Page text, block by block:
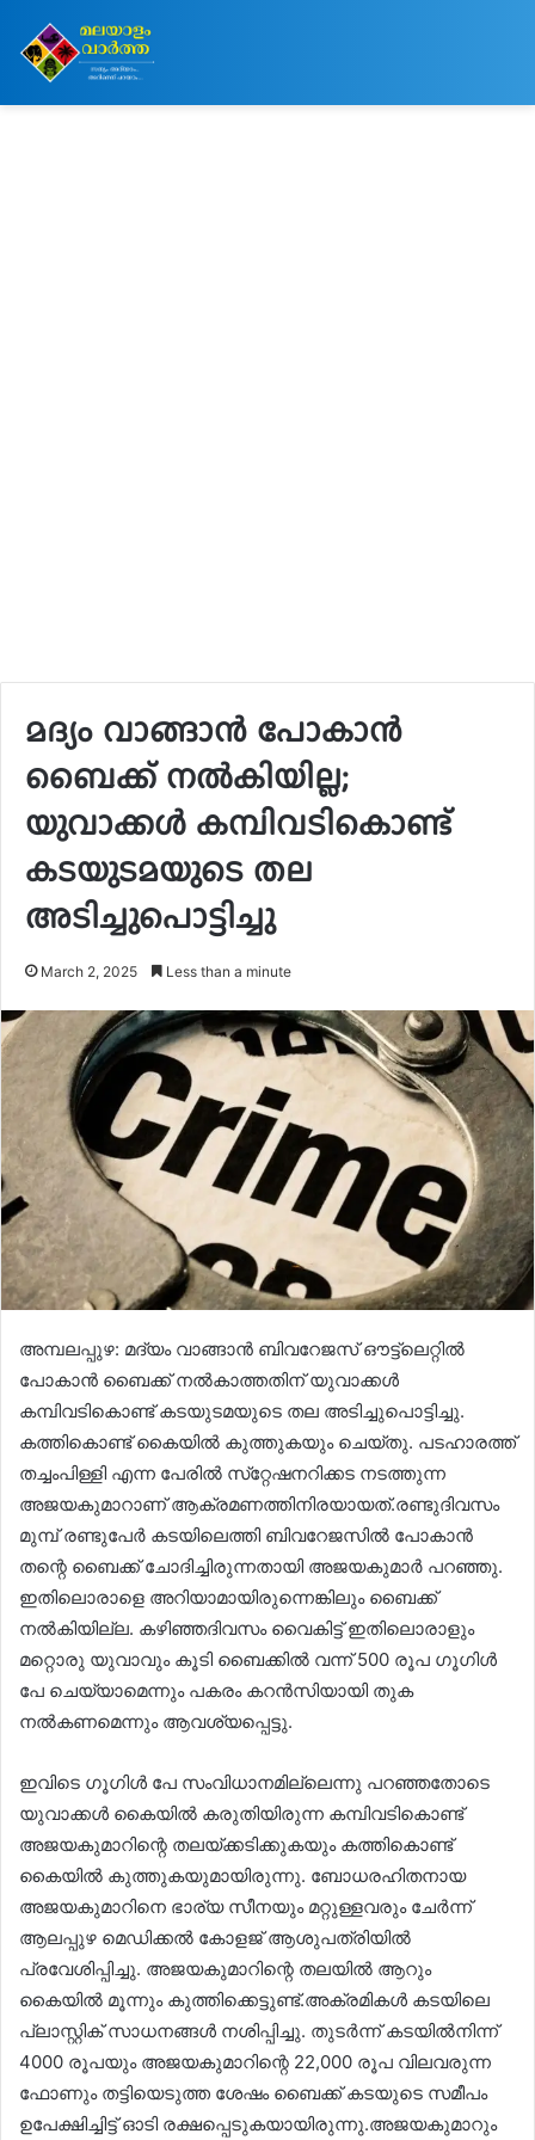
മദ്യം വാങ്ങാന്‍ പോകാന്‍
ബൈക്ക് നല്‍കിയില്ല;
യുവാക്കള്‍ കമ്പിവടികൊണ്ട്
കടയുടമയുടെ തല
അടിച്ചുപൊട്ടിച്ചു
March 2, 2025 Less than a minute
അമ്പലപ്പുഴ: മദ്യം വാങ്ങാന്‍ ബിവറേജസ് ഔട്ട്‌ലെറ്റില്‍
പോകാന്‍ ബൈക്ക് നല്‍കാത്തതിന് യുവാക്കള്‍
കമ്പിവടികൊണ്ട് കടയുടമയുടെ തല അടിച്ചുപൊട്ടിച്ചു.
കത്തികൊണ്ട് കൈയില്‍ കുത്തുകയും ചെയ്തു. പടഹാരത്ത്
തച്ചംപിള്ളി എന്ന പേരില്‍ സ്‌റ്റേഷനറിക്കട നടത്തുന്ന
അജയകുമാറാണ് ആക്രമണത്തിനിരയായത്.രണ്ടുദിവസം
മുമ്പ് രണ്ടുപേര്‍ കടയിലെത്തി ബിവറേജസില്‍ പോകാന്‍
തന്റെ ബൈക്ക് ചോദിച്ചിരുന്നതായി അജയകുമാര്‍ പറഞ്ഞു.
ഇതിലൊരാളെ അറിയാമായിരുന്നെങ്കിലും ബൈക്ക്
നല്‍കിയില്ല. കഴിഞ്ഞദിവസം വൈകിട്ട് ഇതിലൊരാളും
മറ്റൊരു യുവാവും കൂടി ബൈക്കില്‍ വന്ന് 500 രൂപ ഗൂഗിള്‍
പേ ചെയ്യാമെന്നും പകരം കറന്‍സിയായി തുക
നല്‍കണമെന്നും ആവശ്യപ്പെട്ടു.
ഇവിടെ ഗൂഗിള്‍ പേ സംവിധാനമില്ലെന്നു പറഞ്ഞതോടെ
യുവാക്കള്‍ കൈയില്‍ കരുതിയിരുന്ന കമ്പിവടികൊണ്ട്
അജയകുമാറിന്റെ തലയ്ക്കടിക്കുകയും കത്തികൊണ്ട്
കൈയില്‍ കുത്തുകയുമായിരുന്നു. ബോധരഹിതനായ
അജയകുമാറിനെ ഭാര്യ സീനയും മറ്റുള്ളവരും ചേര്‍ന്ന്
ആലപ്പുഴ മെഡിക്കല്‍ കോളജ് ആശുപത്രിയില്‍
പ്രവേശിപ്പിച്ചു. അജയകുമാറിന്റെ തലയില്‍ ആറും
കൈയില്‍ മൂന്നും കുത്തിക്കെട്ടുണ്ട്.അക്രമികള്‍ കടയിലെ
പ്ലാസ്റ്റിക് സാധനങ്ങള്‍ നശിപ്പിച്ചു. തുടര്‍ന്ന് കടയില്‍നിന്ന്
4000 രൂപയും അജയകുമാറിന്റെ 22,000 രൂപ വിലവരുന്ന
ഫോണും തട്ടിയെടുത്ത ശേഷം ബൈക്ക് കടയുടെ സമീപം
ഉപേക്ഷിച്ചിട്ട് ഓടി രക്ഷപ്പെടുകയായിരുന്നു.അജയകുമാറും